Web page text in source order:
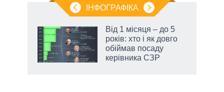
ІНФОГРАФІКА
Від 1 місяця – до 5
років: хто і як довго
обіймав посаду
керівника СЗР